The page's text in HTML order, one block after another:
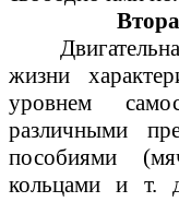
жизни
уровнем
различными
пособиями
кольцами и т.